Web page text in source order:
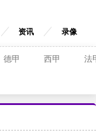
资讯 录像
德甲 西甲 法